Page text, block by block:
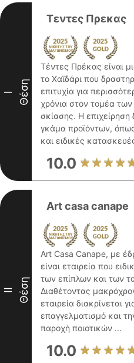
I Θέση
Τεντες Πρεκας
Τέντες Πρέκας είναι
το Χαϊδάρι που
επιτυχία για
χρόνια στον τομέα
σκίασης. Η επιχείρηση
γκάμα προϊόντων,
και ειδικές
10.0
II Θέση
Art casa canape
Art Casa Canape, με
είναι εταιρεία που
των επίπλων και των
Διαθέτοντας
εταιρεία διακρίνεται
επαγγελματισμό και
παροχή ποιοτικών ...
10.0